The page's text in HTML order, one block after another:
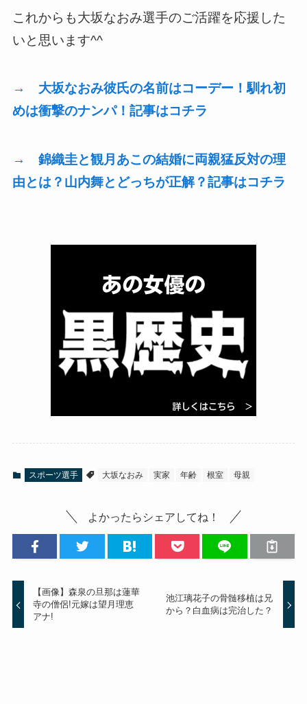
これからも大坂なおみ選手のご活躍を応援した
いと思います^^
→ 大坂なおみ彼氏の名前はコーデー！馴れ初
めは衝撃のナンパ！記事はコチラ
→ 錦織圭と観月あこの結婚に両親猛反対の理
由とは？山内舞とどっちが正解？記事はコチラ
スポーツ選手 大坂なおみ 実家 年齢 根室 母親
よかったらシェアしてね！
【画像】森泉の旦那は蓮華
寺の僧侶!元嫁は望月理恵
アナ!
池江璃花子の骨髄移植は兄
から？白血病は完治した？